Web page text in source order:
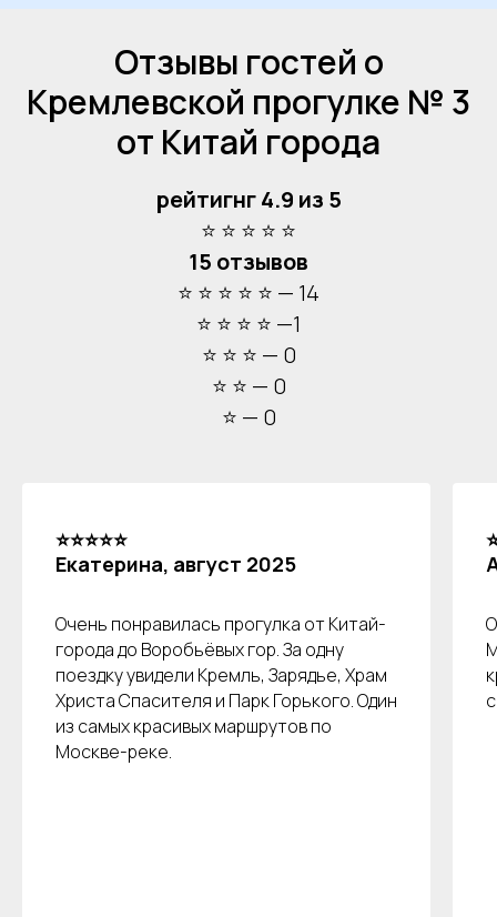
Отзывы гостей о
Кремлевской прогулке № 3
от Китай города
рейтигнг 4.9 из 5
⭐ ⭐ ⭐ ⭐ ⭐
15 отзывов
⭐ ⭐ ⭐ ⭐ ⭐ — 14
⭐ ⭐ ⭐ ⭐ —1
⭐ ⭐ ⭐ — 0
⭐ ⭐ — 0
⭐ — 0
⭐⭐⭐⭐⭐
Екатерина, август 2025
Очень понравилась прогулка от Китай-
города до Воробьёвых гор. За одну
поездку увидели Кремль, Зарядье, Храм
Христа Спасителя и Парк Горького. Один
из самых красивых маршрутов по
Москве-реке.
Причалы на карте
Маршрут прогулки по Москве